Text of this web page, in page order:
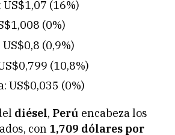
(16%)
(0%)
(0,9%)
(10,8%)
US$0,035 (0%)
diésel, Perú encabeza los
con 1,709 dólares por